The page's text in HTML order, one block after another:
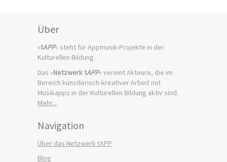
Über
»tAPP« steht für Appmusik-Projekte in der
Kulturellen Bildung.
Das »Netzwerk tAPP« vereint Akteure, die im
Bereich künstlerisch-kreativer Arbeit mit
Musikapps in der Kulturellen Bildung aktiv sind.
Mehr...
Navigation
Über das Netzwerk tAPP
Blog